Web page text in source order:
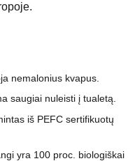
nemalonius kvapus.
saugiai nuleisti į tualetą.
iš PEFC sertifikuotų
yra 100 proc. biologiškai